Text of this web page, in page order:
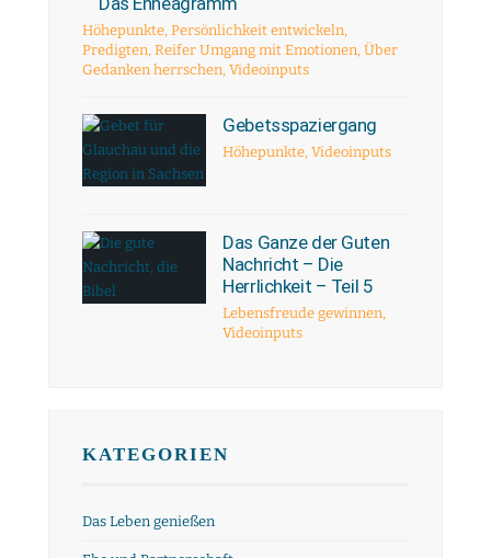
Höhepunkte, Persönlichkeit entwickeln,
Predigten, Reifer Umgang mit Emotionen, Über
Gedanken herrschen, Videoinputs
Gebetsspaziergang
Höhepunkte,Videoinputs
Das Ganze der Guten
Nachricht – Die
Herrlichkeit – Teil 5
Lebensfreude gewinnen,
Videoinputs
KATEGORIEN
Das Leben genießen